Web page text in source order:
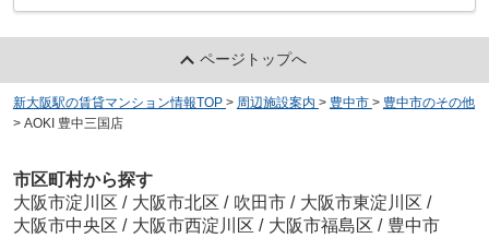
ページトップへ
新大阪駅の賃貸マンション情報TOP > 周辺施設案内 > 豊中市 > 豊中市のその他
> AOKI 豊中三国店
市区町村から探す
大阪市淀川区 / 大阪市北区 / 吹田市 / 大阪市東淀川区 /
大阪市中央区 / 大阪市西淀川区 / 大阪市福島区 / 豊中市